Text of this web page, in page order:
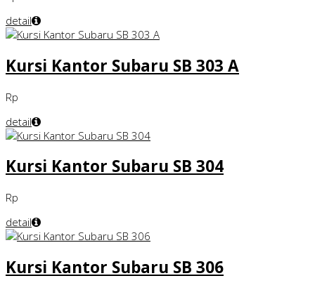
detail
Kursi Kantor Subaru SB 303 A
Rp
detail
Kursi Kantor Subaru SB 304
Rp
detail
Kursi Kantor Subaru SB 306